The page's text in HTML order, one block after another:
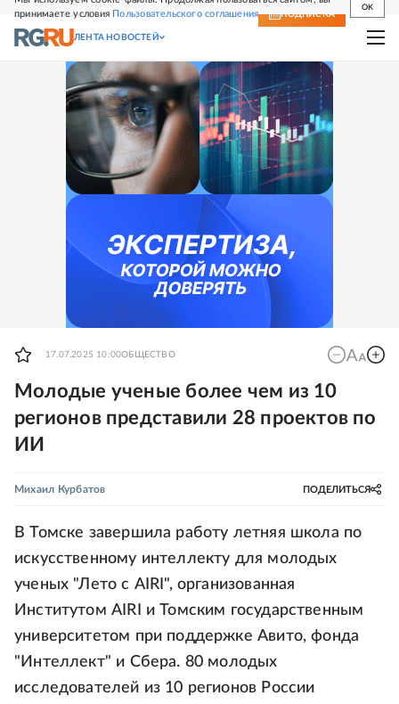
принимаете условия Пользовательского соглашения
OK
СВЕЖИЙ НОМЕР ПОДПИСКА
ЛЕНТА НОВОСТЕЙ
17.07.2025 10:00ОБЩЕСТВО
Молодые ученые более чем из 10
регионов представили 28 проектов по
ИИ
Михаил Курбатов ПОДЕЛИТЬСЯ
В Томске завершила работу летняя школа по
искусственному интеллекту для молодых
ученых "Лето с AIRI", организованная
Институтом AIRI и Томским государственным
университетом при поддержке Авито, фонда
"Интеллект" и Сбера. 80 молодых
исследователей из 10 регионов России